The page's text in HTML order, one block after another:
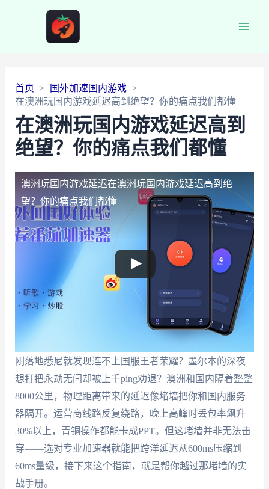
首页
国外加速国内游戏
在澳洲玩国内游戏延迟高到绝望？你的痛点我们都懂
在澳洲玩国内游戏延迟高到
绝望？你的痛点我们都懂
澳洲玩国内游戏延迟在澳洲玩国内游戏延迟高到绝
望？你的痛点我们都懂
刚落地悉尼就发现连不上国服王者荣耀？墨尔本的深夜
想打把永劫无间却被上千ping劝退？澳洲和国内隔着整整
8000公里，物理距离带来的延迟像堵墙把你和国内服务
器隔开。运营商线路反复绕路，晚上高峰时丢包率飙升
30%以上，青铜操作都能卡成PPT。但这堵墙并非无法击
穿——选对专业加速器就能把跨洋延迟从600ms压缩到
60ms量级，接下来这个指南，就是帮你越过那堵墙的实
战手册。